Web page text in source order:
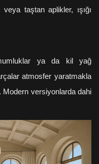
taştan aplikler, ışığı
ya da kil yağ
atmosfer yaratmakla
Modern versiyonlarda dahi